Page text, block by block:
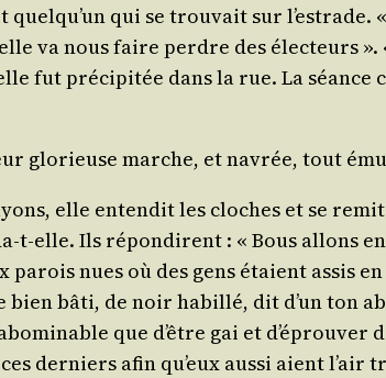
qui se trou­vait sur l’es­trade.
va nous faire perdre des élec­teurs ».
fut pré­ci­pi­tée dans la rue. La
glo­rieuse marche, et navrée, tout
elle enten­dit les cloches et se
t-elle. Ils répon­dirent : « Bous allons
nues où des gens étaient assis
bâti, de noir habillé, dit d’un ton
que d’être gai et d’é­prou­ver
der­niers afin qu’eux aus­si aient